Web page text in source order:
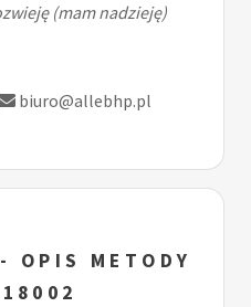
(mam nadzieję)
biuro@allebhp.pl
OPIS METODY